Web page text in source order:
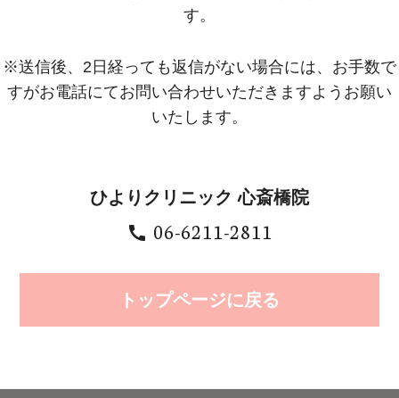
す。
※送信後、2日経っても返信がない場合には、お手数で
すがお電話にてお問い合わせいただきますようお願い
いたします。
ひよりクリニック心斎橋院
06-6211-2811
call
トップページに戻る